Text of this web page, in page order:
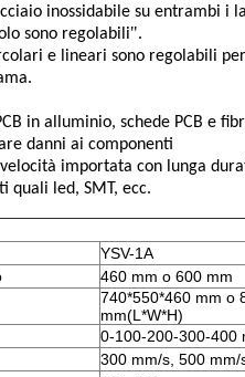
inossidabile su entrambi i
sono regolabili".
e lineari sono regolabili
in alluminio, schede PCB e
danni ai componenti
importata con lunga
quali led, SMT, ecc.
YSV-1A
460 mm o 600 mm
740*550*460 mm o
mm(L*W*H)
0-100-200-300-400
300 mm/s, 500 mm/